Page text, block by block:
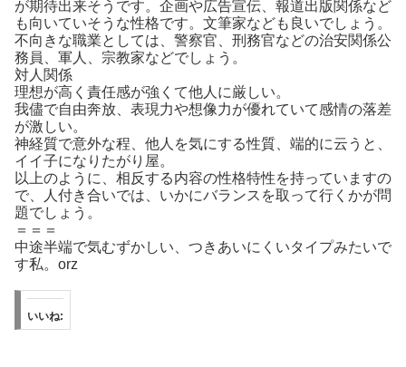
が期待出来そうです。企画や広告宣伝、報道出版関係など
も向いていそうな性格です。文筆家なども良いでしょう。
不向きな職業としては、警察官、刑務官などの治安関係公
務員、軍人、宗教家などでしょう。
対人関係
理想が高く責任感が強くて他人に厳しい。
我儘で自由奔放、表現力や想像力が優れていて感情の落差
が激しい。
神経質で意外な程、他人を気にする性質、端的に云うと、
イイ子になりたがり屋。
以上のように、相反する内容の性格特性を持っていますの
で、人付き合いでは、いかにバランスを取って行くかが問
題でしょう。
＝＝＝
中途半端で気むずかしい、つきあいにくいタイプみたいで
す私。orz
いいね: